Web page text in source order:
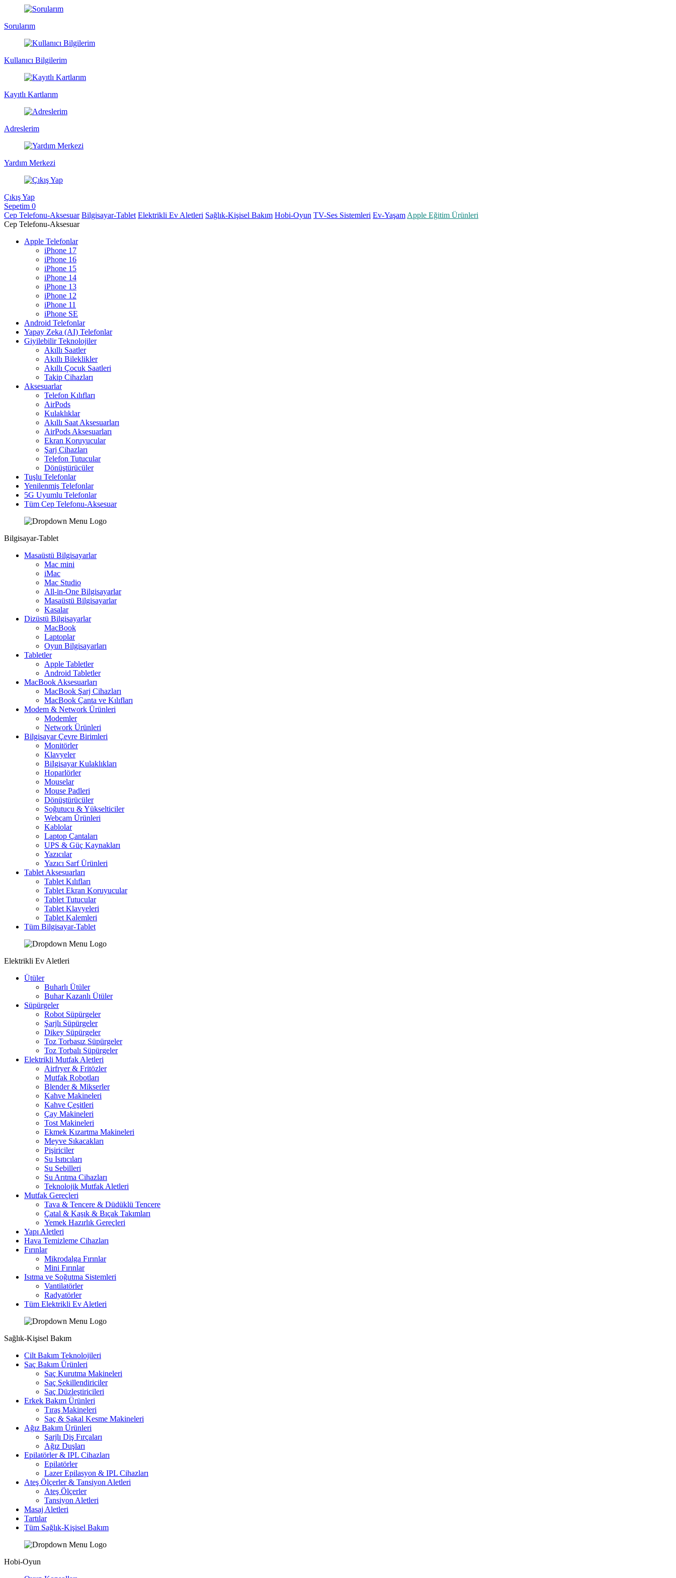
Sorularım
Kullanıcı Bilgilerim
Kayıtlı Kartlarım
Adreslerim
Yardım Merkezi
Çıkış Yap
Sepetim 0
Cep Telefonu-Aksesuar Bilgisayar-Tablet Elektrikli Ev Aletleri Sağlık-Kişisel Bakım Hobi-Oyun TV-Ses Sistemleri Ev-Yaşam Apple Eğitim Ürünleri
Cep Telefonu-Aksesuar
Apple Telefonlar
iPhone 17
iPhone 16
iPhone 15
iPhone 14
iPhone 13
iPhone 12
iPhone 11
iPhone SE
Android Telefonlar
Yapay Zeka (AI) Telefonlar
Giyilebilir Teknolojiler
Akıllı Saatler
Akıllı Bileklikler
Akıllı Çocuk Saatleri
Takip Cihazları
Aksesuarlar
Telefon Kılıfları
AirPods
Kulaklıklar
Akıllı Saat Aksesuarları
AirPods Aksesuarları
Ekran Koruyucular
Şarj Cihazları
Telefon Tutucular
Dönüştürücüler
Tuşlu Telefonlar
Yenilenmiş Telefonlar
5G Uyumlu Telefonlar
Tüm Cep Telefonu-Aksesuar
Bilgisayar-Tablet
Masaüstü Bilgisayarlar
Mac mini
iMac
Mac Studio
All-in-One Bilgisayarlar
Masaüstü Bilgisayarlar
Kasalar
Dizüstü Bilgisayarlar
MacBook
Laptoplar
Oyun Bilgisayarları
Tabletler
Apple Tabletler
Android Tabletler
MacBook Aksesuarları
MacBook Şarj Cihazları
MacBook Çanta ve Kılıfları
Modem & Network Ürünleri
Modemler
Network Ürünleri
Bilgisayar Çevre Birimleri
Monitörler
Klavyeler
BiIgisayar Kulaklıkları
Hoparlörler
Mouselar
Mouse Padleri
Dönüştürücüler
Soğutucu & Yükselticiler
Webcam Ürünleri
Kablolar
Laptop Çantaları
UPS & Güç Kaynakları
Yazıcılar
Yazıcı Sarf Ürünleri
Tablet Aksesuarları
Tablet Kılıfları
Tablet Ekran Koruyucular
Tablet Tutucular
Tablet Klavyeleri
Tablet Kalemleri
Tüm Bilgisayar-Tablet
Elektrikli Ev Aletleri
Ütüler
Buharlı Ütüler
Buhar Kazanlı Ütüler
Süpürgeler
Robot Süpürgeler
Şarjlı Süpürgeler
Dikey Süpürgeler
Toz Torbasız Süpürgeler
Toz Torbalı Süpürgeler
Elektrikli Mutfak Aletleri
Airfryer & Fritözler
Mutfak Robotları
Blender & Mikserler
Kahve Makineleri
Kahve Çeşitleri
Çay Makineleri
Tost Makineleri
Ekmek Kızartma Makineleri
Meyve Sıkacakları
Pişiriciler
Su Isıtıcıları
Su Sebilleri
Su Arıtma Cihazları
Teknolojik Mutfak Aletleri
Mutfak Gereçleri
Tava & Tencere & Düdüklü Tencere
Çatal & Kaşık & Bıçak Takımları
Yemek Hazırlık Gereçleri
Yapı Aletleri
Hava Temizleme Cihazları
Fırınlar
Mikrodalga Fırınlar
Mini Fırınlar
Isıtma ve Soğutma Sistemleri
Vantilatörler
Radyatörler
Tüm Elektrikli Ev Aletleri
Sağlık-Kişisel Bakım
Cilt Bakım Teknolojileri
Saç Bakım Ürünleri
Saç Kurutma Makineleri
Saç Şekillendiriciler
Saç Düzleştiricileri
Erkek Bakım Ürünleri
Tıraş Makineleri
Saç & Sakal Kesme Makineleri
Ağız Bakım Ürünleri
Şarjlı Diş Fırçaları
Ağız Duşları
Epilatörler & IPL Cihazları
Epilatörler
Lazer Epilasyon & IPL Cihazları
Ateş Ölçerler & Tansiyon Aletleri
Ateş Ölçerler
Tansiyon Aletleri
Masaj Aletleri
Tartılar
Tüm Sağlık-Kişisel Bakım
Hobi-Oyun